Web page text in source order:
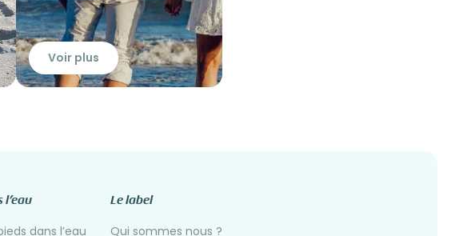
Voir plus
l’eau
dans l’eau
Le label
Qui sommes nous ?